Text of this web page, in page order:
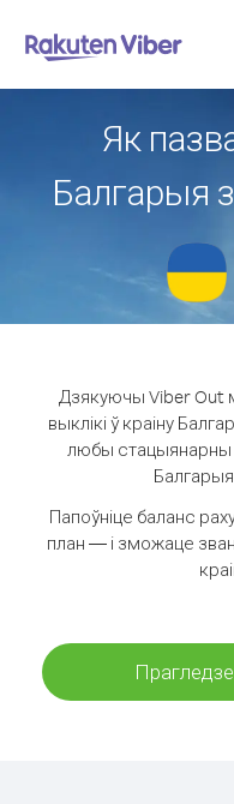
Як
Балгарыя
Дзякуючы Viber Out
выклікі ў краіну
любы стацыянарны
Балгарыя
Папоўніце баланс
план — і зможаце